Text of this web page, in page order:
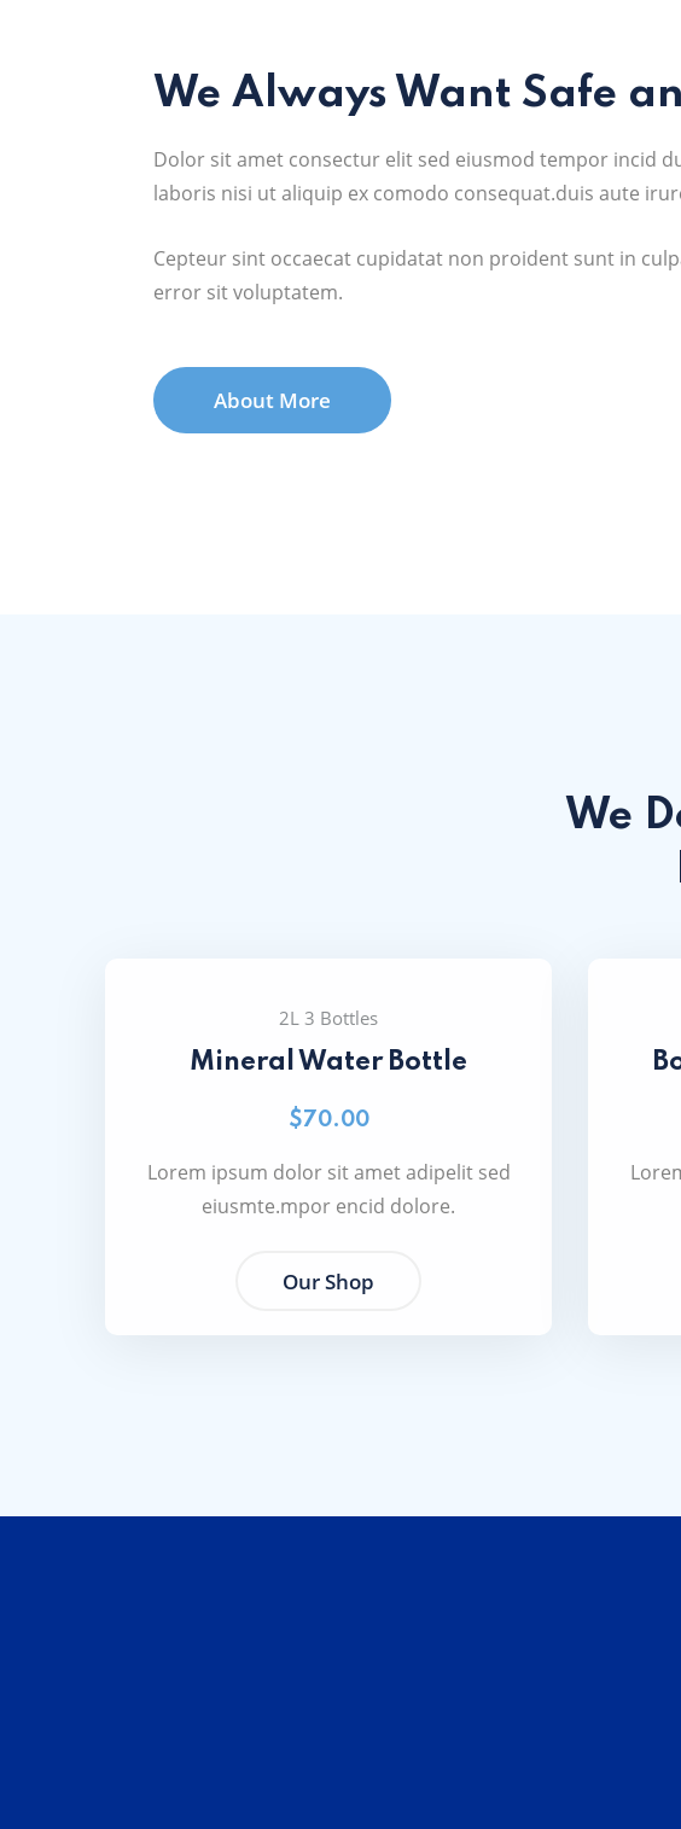
We Always Want Safe
Dolor sit amet consectur elit sed eiusmod tempor incid
laboris nisi ut aliquip ex comodo consequat.duis aute
Cepteur sint occaecat cupidatat non proident sunt in
error sit voluptatem.
About More
We
2L 3 Bottles
Mineral Water Bottle
$70.00
Lorem ipsum dolor sit amet adipelit sed
eiusmte.mpor encid dolore.
Our Shop